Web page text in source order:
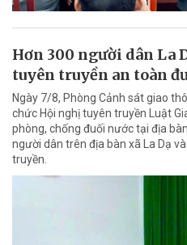
Hơn 300 người dân La
tuyên truyền an toàn
Ngày 7/8, Phòng Cảnh sát giao
chức Hội nghị tuyên truyền Luật
phòng, chống đuối nước tại địa
người dân trên địa bàn xã La Dạ
truyền.